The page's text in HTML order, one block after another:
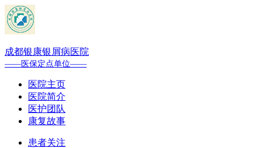
成都银康银屑病医院
——医保定点单位——
医院主页
医院简介
医护团队
康复故事
患者关注